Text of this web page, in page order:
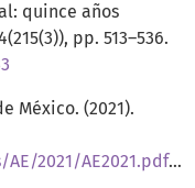
quince años
pp. 513–536.
México. (2021).
AE2021.pdf#page=39